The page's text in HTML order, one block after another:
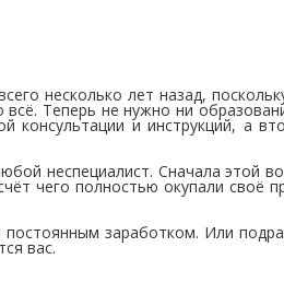
несколько лет назад,
Теперь не нужно ни
консультации и инструкций, а
неспециалист. Сначала этой
чего полностью окупали своё
заработком. Или
вас.